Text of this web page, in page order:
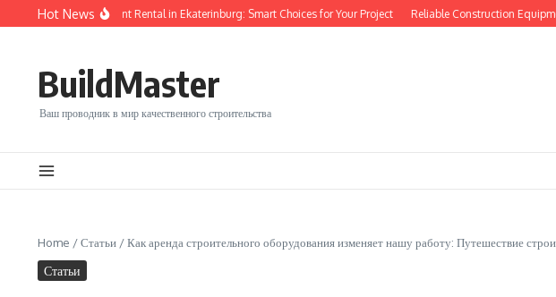
Перейти к содержанию
Hot News
Equipment Rental in Ekaterinburg: Smart Choices for Your Project Reliable Construction Equipment
BuildMaster
Ваш проводник в мир качественного строительства
Home /Статьи /Как аренда строительного оборудования изменяет нашу работу: Путешествие
Статьи